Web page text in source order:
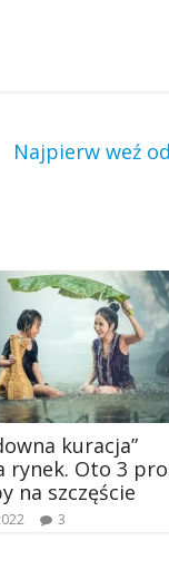
Najpierw weź
kuracja”
rynek. Oto 3
na szczęście
3